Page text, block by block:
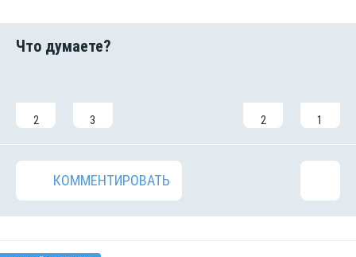
2 3 2 1
КОММЕНТИРОВАТЬ